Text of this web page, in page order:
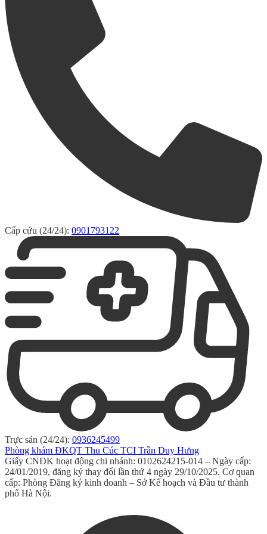
Cấp cứu (24/24): 0901793122
Trực sản (24/24): 0936245499
Phòng khám ĐKQT Thu Cúc TCI Trần Duy Hưng
Giấy CNĐK hoạt động chi nhánh: 0102624215-014 – Ngày cấp:
24/01/2019, đăng ký thay đổi lần thứ 4 ngày 29/10/2025. Cơ quan
cấp: Phòng Đăng ký kinh doanh – Sở Kế hoạch và Đầu tư thành
phố Hà Nội.